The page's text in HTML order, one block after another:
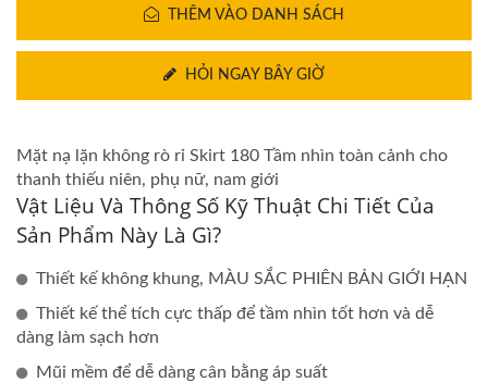
THÊM VÀO DANH SÁCH
HỎI NGAY BÂY GIỜ
Mặt nạ lặn không rò rỉ Skirt 180 Tầm nhìn toàn cảnh cho
thanh thiếu niên, phụ nữ, nam giới
Vật Liệu Và Thông Số Kỹ Thuật Chi Tiết Của
Sản Phẩm Này Là Gì?
Thiết kế không khung, MÀU SẮC PHIÊN BẢN GIỚI HẠN
Thiết kế thể tích cực thấp để tầm nhìn tốt hơn và dễ
dàng làm sạch hơn
Mũi mềm để dễ dàng cân bằng áp suất